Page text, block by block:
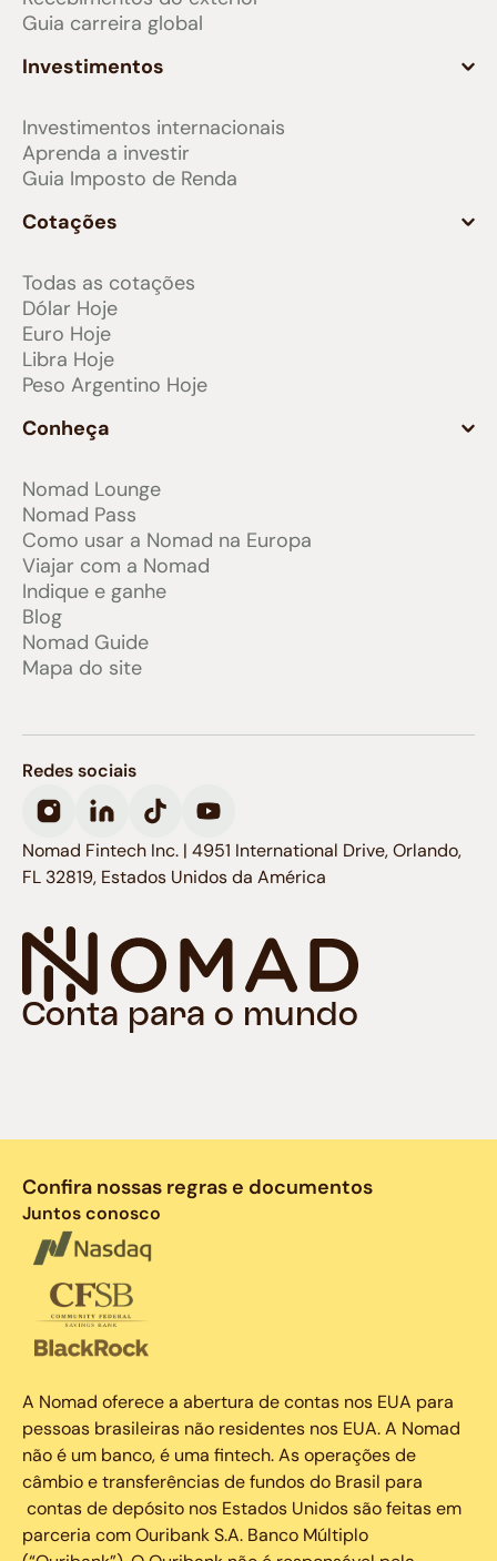
Guia carreira global
Investimentos
Investimentos internacionais
Aprenda a investir
Guia Imposto de Renda
Cotações
Todas as cotações
Dólar Hoje
Euro Hoje
Libra Hoje
Peso Argentino Hoje
Conheça
Nomad Lounge
Nomad Pass
Como usar a Nomad na Europa
Viajar com a Nomad
Indique e ganhe
Blog
Nomad Guide
Mapa do site
Conta para o mundo
Redes sociais
Nomad Fintech Inc. | 4951 International Drive, Orlando,
FL 32819, Estados Unidos da América
Confira nossas regras e documentos
Juntos conosco
A Nomad oferece a abertura de contas nos EUA para
pessoas brasileiras não residentes nos EUA. A Nomad
não é um banco, é uma fintech. As operações de
câmbio e transferências de fundos do Brasil para
contas de depósito nos Estados Unidos são feitas em
parceria com Ouribank S.A. Banco Múltiplo